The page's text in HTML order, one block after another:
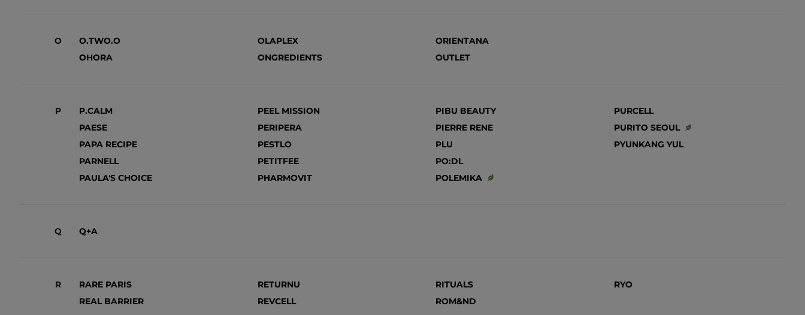
O
O.TWO.O
OHORA
OLAPLEX
ONGREDIENTS
ORIENTANA
OUTLET
P
P.CALM
PAESE
PAPA RECIPE
PARNELL
PAULA'S CHOICE
PEEL MISSION
PERIPERA
PESTLO
PETITFEE
PHARMOVIT
PIBU BEAUTY
PIERRE RENE
PLU
PO:DL
POLEMIKA
PURCELL
PURITO SEOUL
PYUNKANG YUL
Q Q+A
R
RARE PARIS
REAL BARRIER
RETURNU
REVCELL
RITUALS
ROM&ND
RYO